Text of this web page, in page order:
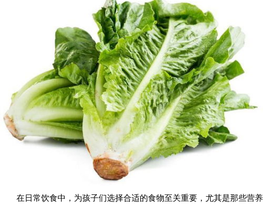
在日常饮食中，为孩子们选择合适的食物至关重要，尤其是那些营养